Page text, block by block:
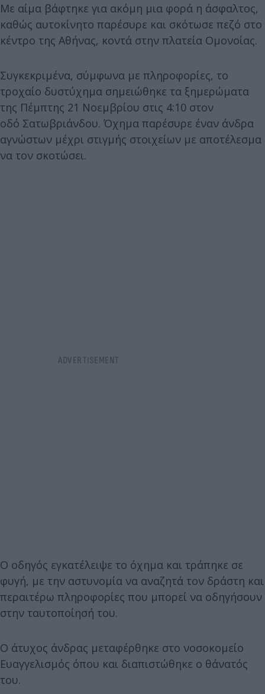
Με αίμα βάφτηκε για ακόμη μια φορά η άσφαλτος,
καθώς αυτοκίνητο παρέσυρε και σκότωσε πεζό στο
κέντρο της Αθήνας, κοντά στην πλατεία Ομονοίας.
Συγκεκριμένα, σύμφωνα με πληροφορίες, το
τροχαίο δυστύχημα σημειώθηκε τα ξημερώματα
της Πέμπτης 21 Νοεμβρίου στις 4:10 στον
οδό Σατωβριάνδου. Όχημα παρέσυρε έναν άνδρα
αγνώστων μέχρι στιγμής στοιχείων με αποτέλεσμα
να τον σκοτώσει.
Ο οδηγός εγκατέλειψε το όχημα και τράπηκε σε
φυγή, με την αστυνομία να αναζητά τον δράστη και
περαιτέρω πληροφορίες που μπορεί να οδηγήσουν
στην ταυτοποίησή του.
Ο άτυχος άνδρας μεταφέρθηκε στο νοσοκομείο
Ευαγγελισμός όπου και διαπιστώθηκε ο θάνατός
του.